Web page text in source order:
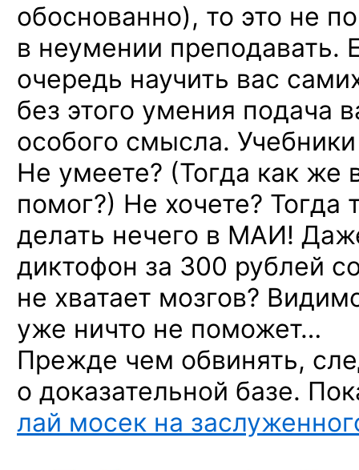
обоснованно), то это не
в неумении преподавать.
очередь научить вас
без этого умения подача
особого смысла.
Не умеете? (Тогда как же
помог?) Не хочете? Тогда
делать нечего в МАИ!
диктофон за 300 рублей
не хватает мозгов?
уже ничто не поможет…
Прежде чем обвинять,
о доказательной базе.
лай мосек на